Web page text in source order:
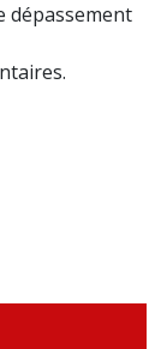
dépassement